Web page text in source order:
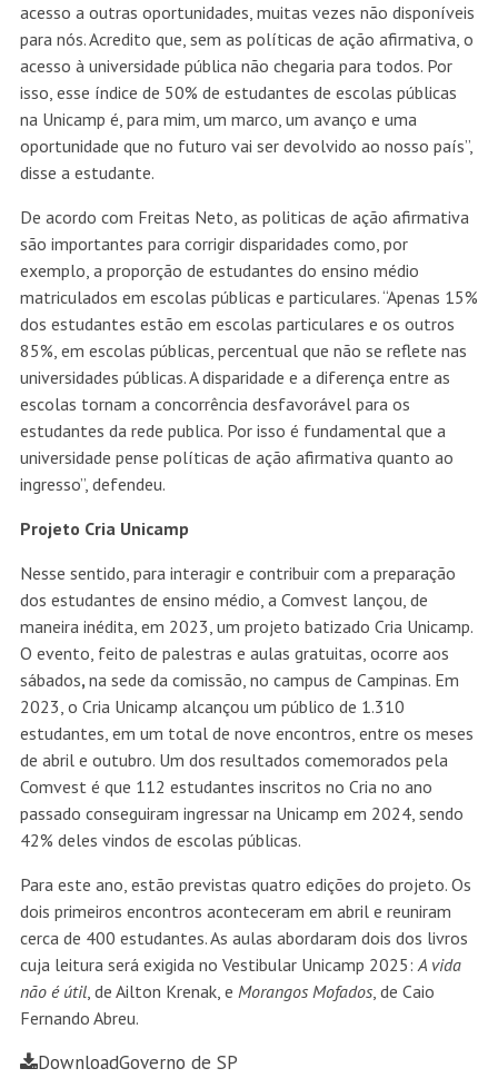
acesso a outras oportunidades, muitas vezes não disponíveis
para nós. Acredito que, sem as políticas de ação afirmativa, o
acesso à universidade pública não chegaria para todos. Por
isso, esse índice de 50% de estudantes de escolas públicas
na Unicamp é, para mim, um marco, um avanço e uma
oportunidade que no futuro vai ser devolvido ao nosso país”,
disse a estudante.
De acordo com Freitas Neto, as politicas de ação afirmativa
são importantes para corrigir disparidades como, por
exemplo, a proporção de estudantes do ensino médio
matriculados em escolas públicas e particulares. “Apenas 15%
dos estudantes estão em escolas particulares e os outros
85%, em escolas públicas, percentual que não se reflete nas
universidades públicas. A disparidade e a diferença entre as
escolas tornam a concorrência desfavorável para os
estudantes da rede publica. Por isso é fundamental que a
universidade pense políticas de ação afirmativa quanto ao
ingresso”, defendeu.
Projeto Cria Unicamp
Nesse sentido, para interagir e contribuir com a preparação
dos estudantes de ensino médio, a Comvest lançou, de
maneira inédita, em 2023, um projeto batizado Cria Unicamp.
O evento, feito de palestras e aulas gratuitas, ocorre aos
sábados, na sede da comissão, no campus de Campinas. Em
2023, o Cria Unicamp alcançou um público de 1.310
estudantes, em um total de nove encontros, entre os meses
de abril e outubro. Um dos resultados comemorados pela
Comvest é que 112 estudantes inscritos no Cria no ano
passado conseguiram ingressar na Unicamp em 2024, sendo
42% deles vindos de escolas públicas.
Para este ano, estão previstas quatro edições do projeto. Os
dois primeiros encontros aconteceram em abril e reuniram
cerca de 400 estudantes. As aulas abordaram dois dos livros
cuja leitura será exigida no Vestibular Unicamp 2025:A vida
não é útil, de Ailton Krenak, e Morangos Mofados, de Caio
Fernando Abreu.
DownloadGoverno de SP